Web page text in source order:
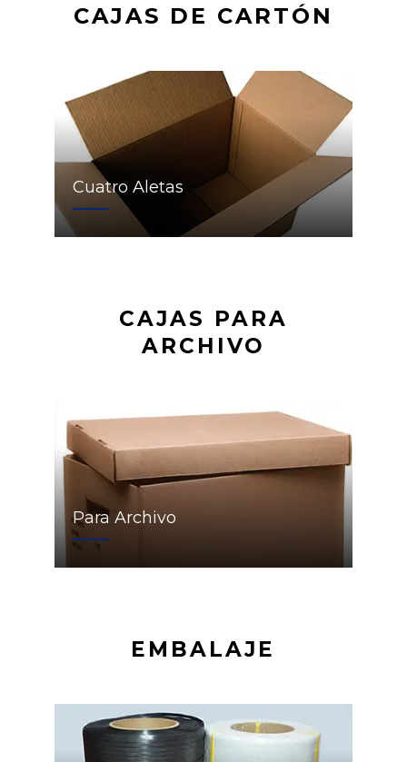
CAJAS DE CARTÓN
Cuatro Aletas
CAJAS PARA
ARCHIVO
Para Archivo
EMBALAJE